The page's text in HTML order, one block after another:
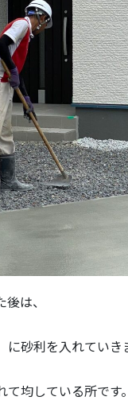
は、
に砂利を入れていき
て均している所です